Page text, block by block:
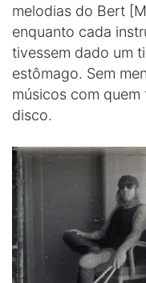
melodias do Bert
enquanto cada
tivessem dado um
estômago. Sem
músicos com
disco.